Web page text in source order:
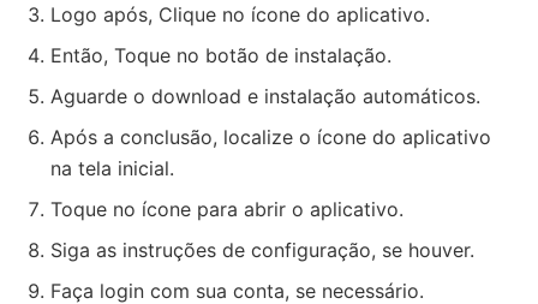
Logo após, Clique no ícone do aplicativo.
Então, Toque no botão de instalação.
Aguarde o download e instalação automáticos.
Após a conclusão, localize o ícone do aplicativo
na tela inicial.
Toque no ícone para abrir o aplicativo.
Siga as instruções de configuração, se houver.
Faça login com sua conta, se necessário.